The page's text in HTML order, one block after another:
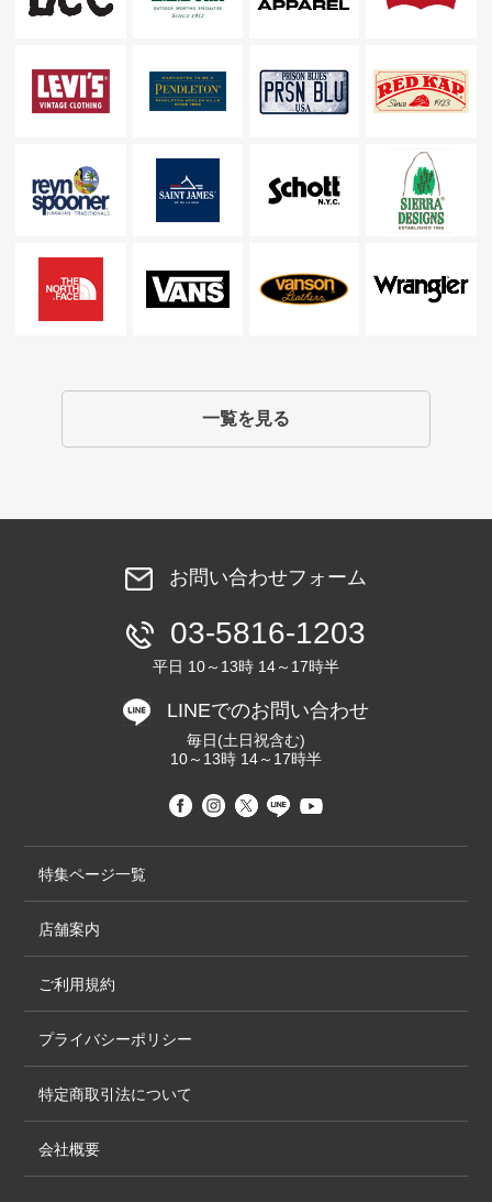
一覧を見る
お問い合わせフォーム
03-5816-1203
平日 10～13時 14～17時半
LINEでのお問い合わせ
毎日(土日祝含む)
10～13時 14～17時半
特集ページ一覧
店舗案内
ご利用規約
プライバシーポリシー
特定商取引法について
会社概要